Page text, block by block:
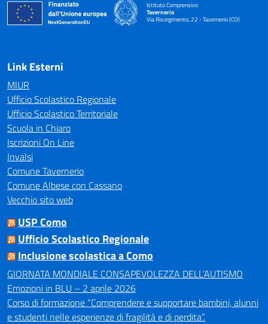
Istituto Comprensivo
Tavernerio
Via Risorgimento, 22 - Tavernerio (CO)
— Visita la pagina iniziale della scuola
Link Esterni
MIUR
Ufficio Scolastico Regionale
Ufficio Scolastico Territoriale
Scuola in Chiaro
Iscrizioni On Line
Invalsi
Comune Tavernerio
Comune Albese con Cassano
Vecchio sito web
USP Como
Ufficio Scolastico Regionale
Inclusione scolastica a Como
GIORNATA MONDIALE CONSAPEVOLEZZA DELL’AUTISMO
Emozioni in BLU – 2 aprile 2026
Corso di formazione “Comprendere e supportare bambini, alunni
e studenti nelle esperienze di fragilità e di perdita”.